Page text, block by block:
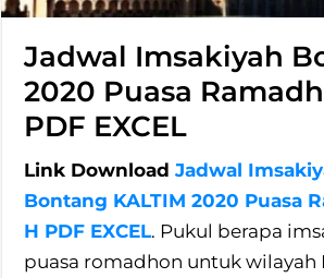
Jadwal Imsakiyah
2020 Puasa
PDF EXCEL
Link DownloadJadwal
Bontang KALTIM 2020 Puasa
H PDF EXCEL. Pukul berapa
puasa romadhon untuk wilayah